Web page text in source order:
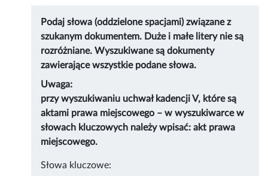
Podaj słowa (oddzielone spacjami) związane z
szukanym dokumentem. Duże i małe litery nie są
rozróżniane. Wyszukiwane są dokumenty
zawierające wszystkie podane słowa.
Uwaga:
przy wyszukiwaniu uchwał kadencji V, które są
aktami prawa miejscowego – w wyszukiwarce w
słowach kluczowych należy wpisać: akt prawa
miejscowego.
Słowa kluczowe: